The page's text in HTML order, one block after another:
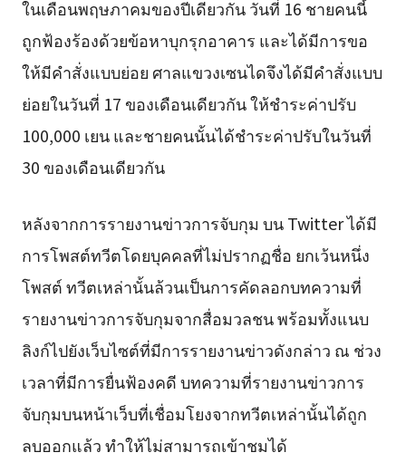
ในเดือนพฤษภาคมของปีเดียวกัน วันที่ 16 ชายคนนี้
ถูกฟ้องร้องด้วยข้อหาบุกรุกอาคาร และได้มีการขอ
ให้มีคำสั่งแบบย่อย ศาลแขวงเซนไดจึงได้มีคำสั่งแบบ
ย่อยในวันที่ 17 ของเดือนเดียวกัน ให้ชำระค่าปรับ
100,000 เยน และชายคนนั้นได้ชำระค่าปรับในวันที่
30 ของเดือนเดียวกัน
หลังจากการรายงานข่าวการจับกุม บน Twitter ได้มี
การโพสต์ทวีตโดยบุคคลที่ไม่ปรากฏชื่อ ยกเว้นหนึ่ง
โพสต์ ทวีตเหล่านั้นล้วนเป็นการคัดลอกบทความที่
รายงานข่าวการจับกุมจากสื่อมวลชน พร้อมทั้งแนบ
ลิงก์ไปยังเว็บไซต์ที่มีการรายงานข่าวดังกล่าว ณ ช่วง
เวลาที่มีการยื่นฟ้องคดี บทความที่รายงานข่าวการ
จับกุมบนหน้าเว็บที่เชื่อมโยงจากทวีตเหล่านั้นได้ถูก
ลบออกแล้ว ทำให้ไม่สามารถเข้าชมได้